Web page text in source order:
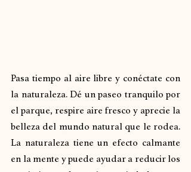
Pasa tiempo al aire libre y conéctate con
la naturaleza. Dé un paseo tranquilo por
el parque, respire aire fresco y aprecie la
belleza del mundo natural que le rodea.
La naturaleza tiene un efecto calmante
en la mente y puede ayudar a reducir los